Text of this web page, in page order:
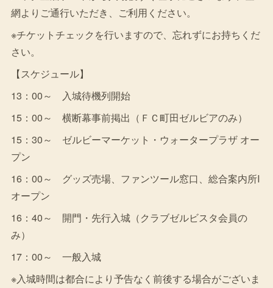
網よりご通行いただき、ご利用ください。
※チケットチェックを行いますので、忘れずにお持ちくだ
さい。
【スケジュール】
13：00～ 入城待機列開始
15：00～ 横断幕事前掲出（ＦＣ町田ゼルビアのみ）
15：30～ ゼルビーマーケット・ウォータープラザ オー
プン
16：00～ グッズ売場、ファンツール窓口、総合案内所Ⅰ
オープン
16：40～ 開門・先行入城（クラブゼルビスタ会員の
み）
17：00～ 一般入城
※入城時間は都合により予告なく前後する場合がございま